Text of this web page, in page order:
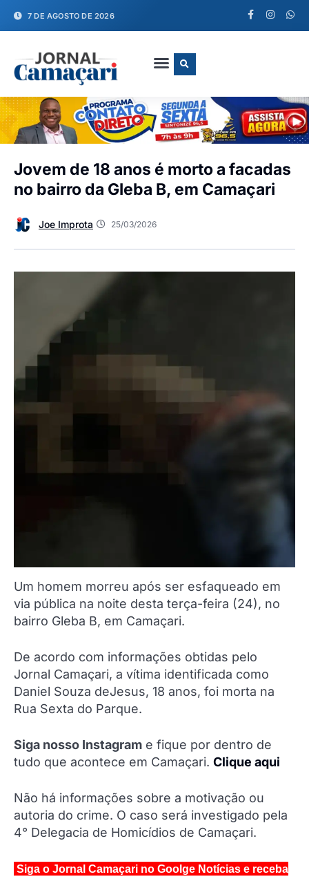
7 DE AGOSTO DE 2026
Jovem de 18 anos é morto a facadas
no bairro da Gleba B, em Camaçari
Joe Improta 25/03/2026
Um homem morreu após ser esfaqueado em
via pública na noite desta terça-feira (24), no
bairro Gleba B, em Camaçari.
De acordo com informações obtidas pelo
Jornal Camaçari, a vítima identificada como
Daniel Souza deJesus, 18 anos, foi morta na
Rua Sexta do Parque.
Siga nosso Instagram e fique por dentro de
tudo que acontece em Camaçari. Clique aqui
Não há informações sobre a motivação ou
autoria do crime. O caso será investigado pela
4° Delegacia de Homicídios de Camaçari.
Siga o Jornal Camaçari no Goolge Notícias e receba